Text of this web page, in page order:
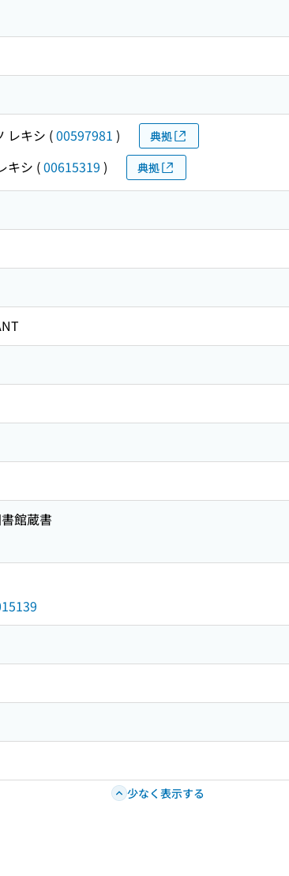
レキシ (00597981 ) 典拠
キシ (00615319 ) 典拠
館蔵書
少なく表示する